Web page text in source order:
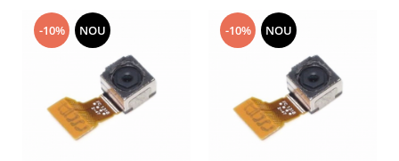
Nokia
Rama mijloc telefon
-10% NOU -10% NOU